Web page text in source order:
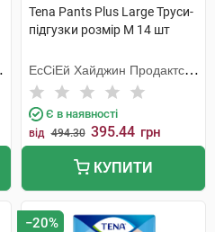
Tena Pants Plus Large Труси-
підгузки розмір M 14 шт
ЕсСіЕй Хайджин Продактс
Хугезанд
Є в наявності
від 494.30 395.44 грн
КУПИТИ
−20%